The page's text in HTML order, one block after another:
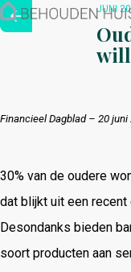
Hoe werkt
Over ons
Nieuwsbrief
JUNI
Financieel Dagblad – 20 juni
30% van de oudere
dat blijkt uit een recent
Desondanks bieden
soort producten aan